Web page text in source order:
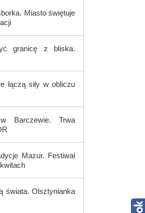
Miasto świętuje
granicę z bliska.
łączą siły w obliczu
Barczewie. Trwa
Mazur. Festiwal
świata. Olsztynianka